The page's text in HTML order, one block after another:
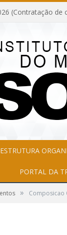
ESTRUTURA
PORTAL DA
» Composicao